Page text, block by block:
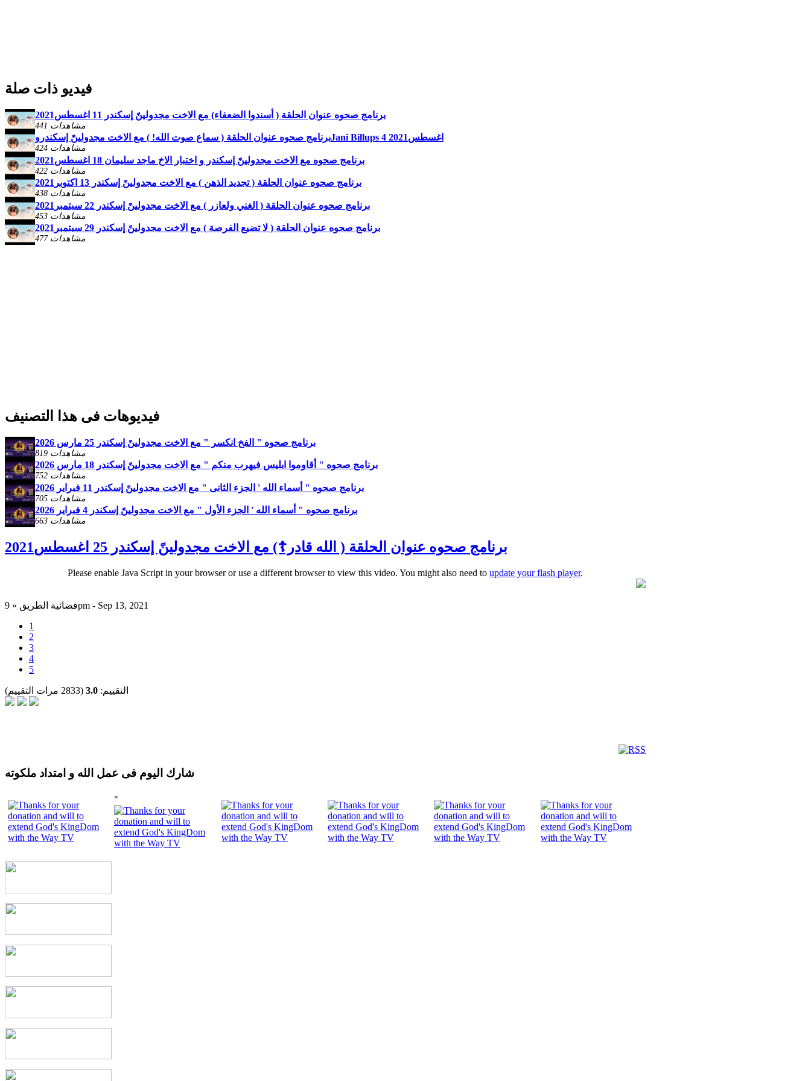
فيديو ذات صلة
برنامج صحوه عنوان الحلقة ( أسندوا الضعفاء) مع الاخت مجدولينً إسكندر 11 اغسطس2021
441 مشاهدات
برنامج صحوه عنوان الحلقة ( سماع صوت الله! ) مع الاخت مجدولينً إسكندروJani Billups 4 اغسطس2021
424 مشاهدات
برنامج صحوه مع الاخت مجدولينً إسكندر و اختبار الاخ ماجد سليمان 18 اغسطس2021
422 مشاهدات
برنامج صحوه عنوان الحلقة ( تجديد الذهن ) مع الاخت مجدولينً إسكندر 13 اكتوبر2021
438 مشاهدات
برنامج صحوه عنوان الحلقة ( الغني ولعازر ​) مع الاخت مجدولينً إسكندر 22 سبتمبر2021
453 مشاهدات
برنامج صحوه عنوان الحلقة ( لا تضيع الفرصة ​) مع الاخت مجدولينً إسكندر 29 سبتمبر2021
477 مشاهدات
فيديوهات فى هذا التصنيف
برنامج صحوه " الفخ انكسر " مع الاخت مجدولينً إسكندر 25 مارس 2026
819 مشاهدات
برنامج صحوه " أقاوموا ابليس فيهرب منكم " مع الاخت مجدولينً إسكندر 18 مارس 2026
752 مشاهدات
برنامج صحوه " أسماء الله ' الجزء الثانى " مع الاخت مجدولينً إسكندر 11 فبراير 2026
705 مشاهدات
برنامج صحوه " أسماء الله ' الجزء الأول " مع الاخت مجدولينً إسكندر 4 فبراير 2026
663 مشاهدات
برنامج صحوه عنوان الحلقة ( الله قادر☦️) مع الاخت مجدولينً إسكندر 25 اغسطس2021
Please enable Java Script in your browser or use a different browser to view this video. You might also need toupdate your flash player.
فضائية الطريق » 9pm - Sep 13, 2021
1
2
3
4
5
التقييم: 3.0 (2833 مرات التقييم)
شارك اليوم فى عمل الله و امتداد ملكوته
"